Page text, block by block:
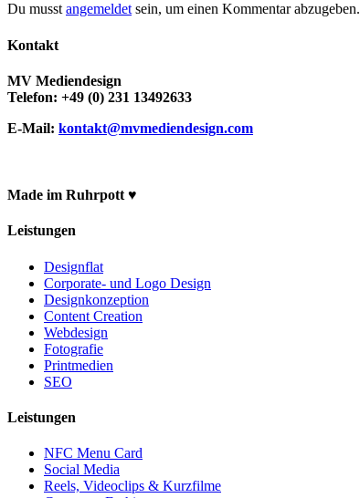
Du musst angemeldet sein, um einen Kommentar abzugeben.
Kontakt
MV Mediendesign
Telefon: +49 (0) 231 13492633
E-Mail: kontakt@mvmediendesign.com
Made im Ruhrpott ♥
Leistungen
Designflat
Corporate- und Logo Design
Designkonzeption
Content Creation
Webdesign
Fotografie
Printmedien
SEO
Leistungen
NFC Menu Card
Social Media
Reels, Videoclips & Kurzfilme